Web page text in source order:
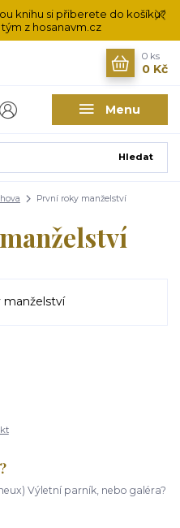
knihu si přiberete do košíku?
z hosanavm.cz
Menu
Hledat
0 ks
0 Kč
První roky manželství
Výletní parník, nebo galéra?